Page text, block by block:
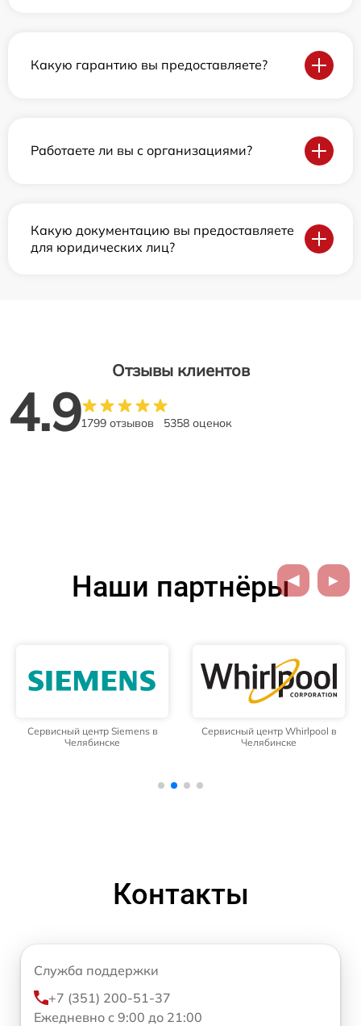
Какую гарантию вы предоставляете?
Работаете ли вы с организациями?
Какую документацию вы предоставляете
для юридических лиц?
Отзывы клиентов
4.91799 отзывов 5358 оценок
Наши партнёры
Сервисный центр Siemens в
Челябинске
Сервисный центр Whirlpool в
Челябинске
Контакты
Служба поддержки
+7 (351) 200-51-37
Ежедневно с 9:00 до 21:00